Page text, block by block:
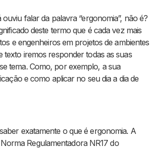
falar da palavra “ergonomia”, não é?
deste termo que é cada vez mais
e engenheiros em projetos de ambientes
texto iremos responder todas as suas
tema. Como, por exemplo, a sua
e como aplicar no seu dia a dia de
exatamente o que é ergonomia. A
Regulamentadora NR17 do